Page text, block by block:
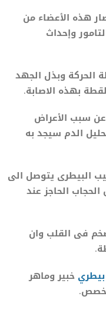
هذه الأعضاء من
وإحداث
الحركة وبذل الجهد
بهذه الاصابة.
عن سبب الأعراض
الدم سيجد به
البيطرى يتوصل الى
الحاجز عند
فى القلب وان
خبير وماهر